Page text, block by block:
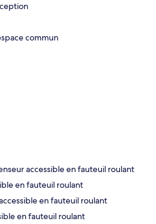
commun
accessible en fauteuil roulant
en fauteuil roulant
en fauteuil roulant
en fauteuil roulant